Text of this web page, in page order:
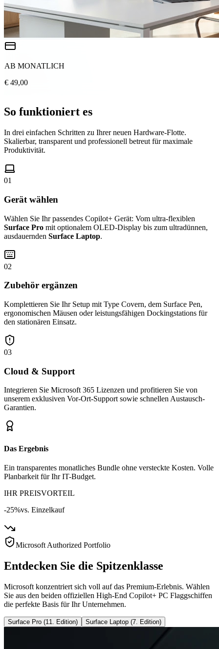
AB MONATLICH
€ 49,00
So funktioniert es
In drei einfachen Schritten zu Ihrer neuen Hardware-Flotte.
Skalierbar, transparent und professionell betreut für maximale
Produktivität.
01
Gerät wählen
Wählen Sie Ihr passendes Copilot+ Gerät: Vom ultra-flexiblen
Surface Pro mit optionalem OLED-Display bis zum ultradünnen,
ausdauernden Surface Laptop.
02
Zubehör ergänzen
Komplettieren Sie Ihr Setup mit Type Covern, dem Surface Pen,
ergonomischen Mäusen oder leistungsfähigen Dockingstations für
den stationären Einsatz.
03
Cloud & Support
Integrieren Sie Microsoft 365 Lizenzen und profitieren Sie von
unserem exklusiven Vor-Ort-Support sowie schnellen Austausch-
Garantien.
Das Ergebnis
Ein transparentes monatliches Bundle ohne versteckte Kosten. Volle
Planbarkeit für Ihr IT-Budget.
IHR PREISVORTEIL
-25%vs. Einzelkauf
Microsoft Authorized Portfolio
Entdecken Sie die Spitzenklasse
Microsoft konzentriert sich voll auf das Premium-Erlebnis. Wählen
Sie aus den beiden offiziellen High-End Copilot+ PC Flaggschiffen
die perfekte Basis für Ihr Unternehmen.
Surface Pro (11. Edition) Surface Laptop (7. Edition)